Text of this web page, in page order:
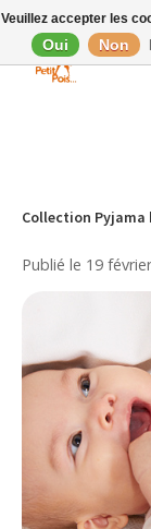
Collection
Publié le 19
Veuillez accepter les
Oui Non